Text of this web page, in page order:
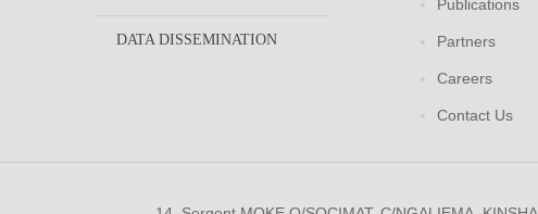
DATA DISSEMINATION
Publications
Partners
Careers
Contact Us